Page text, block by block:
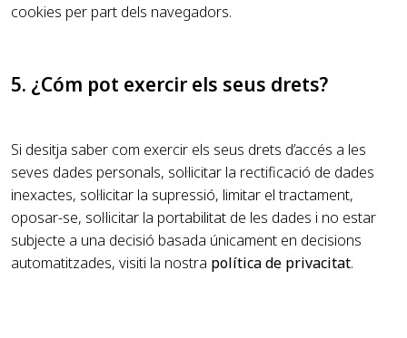
cookies per part dels navegadors.
5. ¿Cóm pot exercir els seus drets?
Si desitja saber com exercir els seus drets d’accés a les
seves dades personals, sol·licitar la rectificació de dades
inexactes, sol·licitar la supressió, limitar el tractament,
oposar-se, sol·licitar la portabilitat de les dades i no estar
subjecte a una decisió basada únicament en decisions
automatitzades, visiti la nostra política de privacitat.